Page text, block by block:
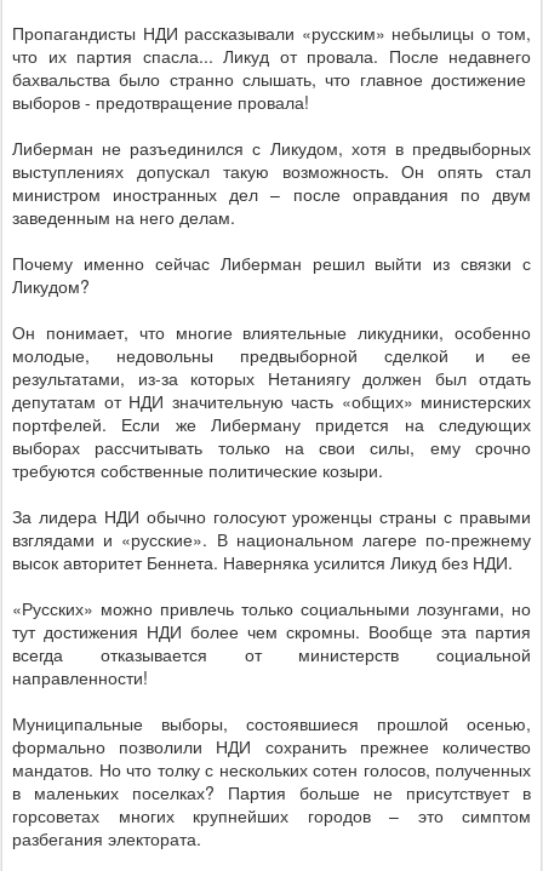
Пропагандисты НДИ рассказывали «русским» небылицы о том,
что их партия спасла... Ликуд от провала. После недавнего
бахвальства было странно слышать, что главное достижение
выборов - предотвращение провала!
Либерман не разъединился с Ликудом, хотя в предвыборных
выступлениях допускал такую возможность. Он опять стал
министром иностранных дел – после оправдания по двум
заведенным на него делам.
Почему именно сейчас Либерман решил выйти из связки с
Ликудом?
Он понимает, что многие влиятельные ликудники, особенно
молодые, недовольны предвыборной сделкой и ее
результатами, из-за которых Нетаниягу должен был отдать
депутатам от НДИ значительную часть «общих» министерских
портфелей. Если же Либерману придется на следующих
выборах рассчитывать только на свои силы, ему срочно
требуются собственные политические козыри.
За лидера НДИ обычно голосуют уроженцы страны с правыми
взглядами и «русские». В национальном лагере по-прежнему
высок авторитет Беннета. Наверняка усилится Ликуд без НДИ.
«Русских» можно привлечь только социальными лозунгами, но
тут достижения НДИ более чем скромны. Вообще эта партия
всегда отказывается от министерств социальной
направленности!
Муниципальные выборы, состоявшиеся прошлой осенью,
формально позволили НДИ сохранить прежнее количество
мандатов. Но что толку с нескольких сотен голосов, полученных
в маленьких поселках? Партия больше не присутствует в
горсоветах многих крупнейших городов – это симптом
разбегания электората.